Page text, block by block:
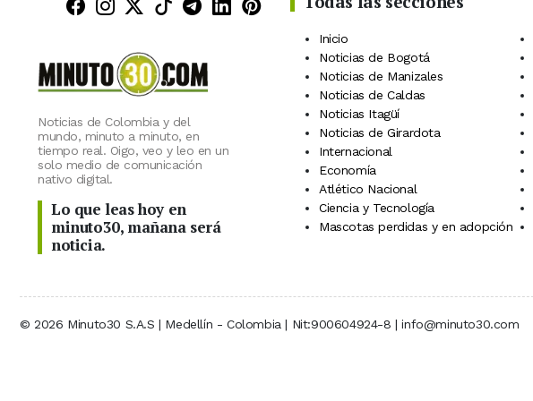
Minuto30 en Facebook
Minuto30 en Instagram
Minuto30 en X (Twitter)
Minuto30 en TikTok
Canal de Minuto30 en Telegram
Minuto30 en LinkedIn
Minuto30 en Pinterest
Noticias de Colombia y del
mundo, minuto a minuto, en
tiempo real. Oigo, veo y leo en un
solo medio de comunicación
nativo digital.
Lo que leas hoy en
minuto30, mañana será
noticia.
Inicio
Noticias de Bogotá
Noticias de Manizales
Noticias de Caldas
Noticias Itagüí
Noticias de Girardota
Internacional
Economía
Atlético Nacional
Ciencia y Tecnología
Mascotas perdidas y en adopción
© 2026 Minuto30 S.A.S | Medellín - Colombia | Nit:900604924-8 | info@minuto30.com